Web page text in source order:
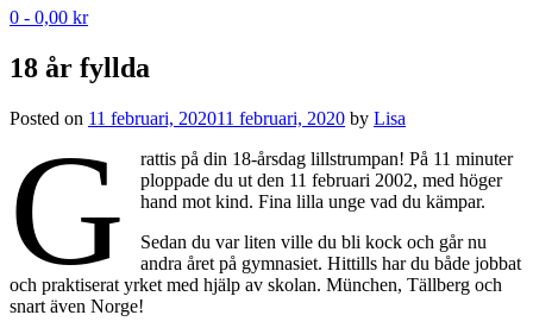
0 - 0,00 kr
18 år fyllda
Posted on 11 februari, 202011 februari, 2020 by Lisa
G
rattis på din 18-årsdag lillstrumpan! På 11 minuter
ploppade du ut den 11 februari 2002, med höger
hand mot kind. Fina lilla unge vad du kämpar.
Sedan du var liten ville du bli kock och går nu
andra året på gymnasiet. Hittills har du både jobbat
och praktiserat yrket med hjälp av skolan. München, Tällberg och
snart även Norge!